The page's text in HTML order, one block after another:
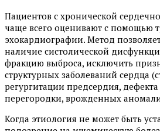
Пациентов с хронической
чаще всего оценивают с помощью
эхокардиографии. Метод
наличие систолической
фракцию выброса, исключить
структурных заболеваний сердца
регургитации предсердия,
перегородки, врожденных
Когда этиология не может быть